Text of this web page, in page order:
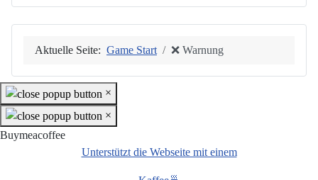
Aktuelle Seite: Game Start ❌ Warnung
×
×
Buymeacoffee
Unterstützt die Webseite mit einem